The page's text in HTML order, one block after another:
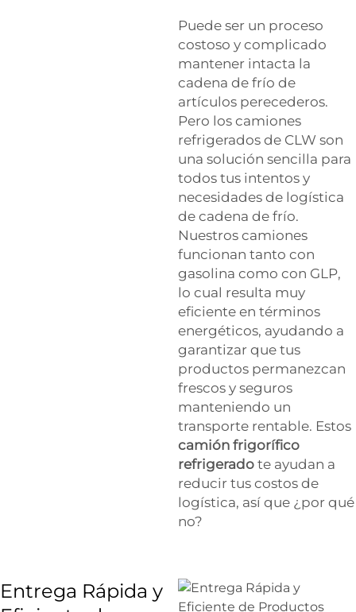
Puede ser un proceso
costoso y complicado
mantener intacta la
cadena de frío de
artículos perecederos.
Pero los camiones
refrigerados de CLW son
una solución sencilla para
todos tus intentos y
necesidades de logística
de cadena de frío.
Nuestros camiones
funcionan tanto con
gasolina como con GLP,
lo cual resulta muy
eficiente en términos
energéticos, ayudando a
garantizar que tus
productos permanezcan
frescos y seguros
manteniendo un
transporte rentable. Estos
camión frigorífico
refrigerado te ayudan a
reducir tus costos de
logística, así que ¿por qué
no?
Entrega Rápida y